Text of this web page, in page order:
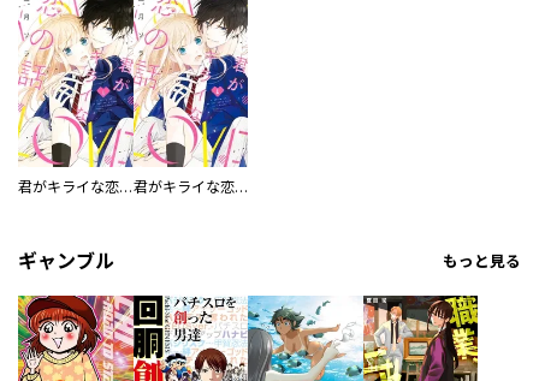
君がキライな恋の話 君がキライな恋の話 分冊版
ギャンブル もっと見る